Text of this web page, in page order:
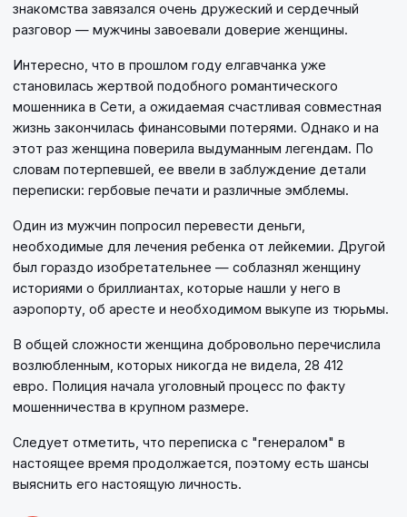
знакомства завязался очень дружеский и сердечный
разговор — мужчины завоевали доверие женщины.
Интересно, что в прошлом году елгавчанка уже
становилась жертвой подобного романтического
мошенника в Сети, а ожидаемая счастливая совместная
жизнь закончилась финансовыми потерями. Однако и на
этот раз женщина поверила выдуманным легендам. По
словам потерпевшей, ее ввели в заблуждение детали
переписки: гербовые печати и различные эмблемы.
Один из мужчин попросил перевести деньги,
необходимые для лечения ребенка от лейкемии. Другой
был гораздо изобретательнее — соблазнял женщину
историями о бриллиантах, которые нашли у него в
аэропорту, об аресте и необходимом выкупе из тюрьмы.
В общей сложности женщина добровольно перечислила
возлюбленным, которых никогда не видела, 28 412
евро. Полиция начала уголовный процесс по факту
мошенничества в крупном размере.
Следует отметить, что переписка с "генералом" в
настоящее время продолжается, поэтому есть шансы
выяснить его настоящую личность.